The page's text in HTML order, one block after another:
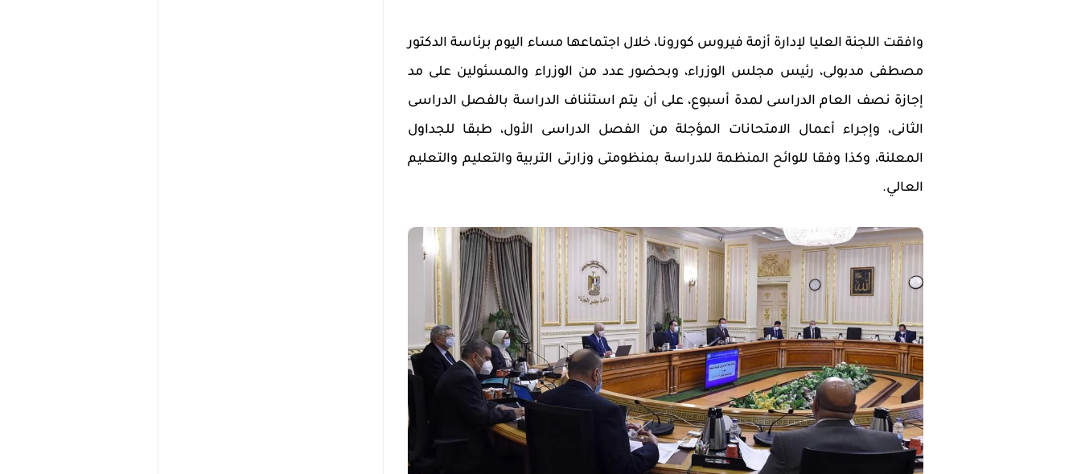
وافقت اللجنة العليا لإدارة أزمة فيروس كورونا، خلال اجتماعها مساء اليوم برئاسة الدكتور
مصطفى مدبولى، رئيس مجلس الوزراء، وبحضور عدد من الوزراء والمسئولين على مد
إجازة نصف العام الدراسى لمدة أسبوع، على أن يتم استئناف الدراسة بالفصل الدراسى
الثانى، وإجراء أعمال الامتحانات المؤجلة من الفصل الدراسى الأول، طبقا للجداول
المعلنة، وكذا وفقا للوائح المنظمة للدراسة بمنظومتى وزارتى التربية والتعليم والتعليم
العالي.